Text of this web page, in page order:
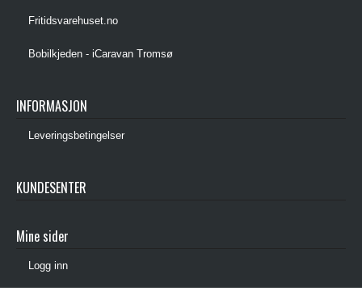
Fritidsvarehuset.no
Bobilkjeden - iCaravan Tromsø
INFORMASJON
Leveringsbetingelser
KUNDESENTER
Mine sider
Logg inn